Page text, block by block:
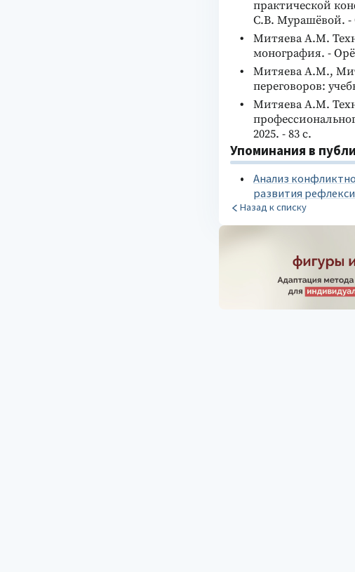
практической
С.В. Мурашёвой. -
Митяева А.М.
монография. -
Митяева А.М.,
переговоров:
Митяева А.М.
2025. - 83 с.
Упоминания в
Анализ
развития
Назад к списку